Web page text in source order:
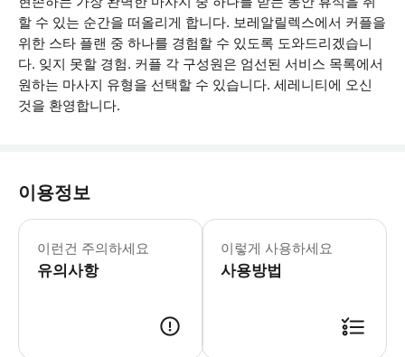
할 수 있는 순간을 떠올리게 합니다. 보레알릴렉스에서 커플을
위한 스타 플랜 중 하나를 경험할 수 있도록 도와드리겠습니
다. 잊지 못할 경험. 커플 각 구성원은 엄선된 서비스 목록에서
원하는 마사지 유형을 선택할 수 있습니다. 세레니티에 오신
것을 환영합니다.
이용정보
이런건 주의하세요
유의사항
이렇게 사용하세요
사용방법